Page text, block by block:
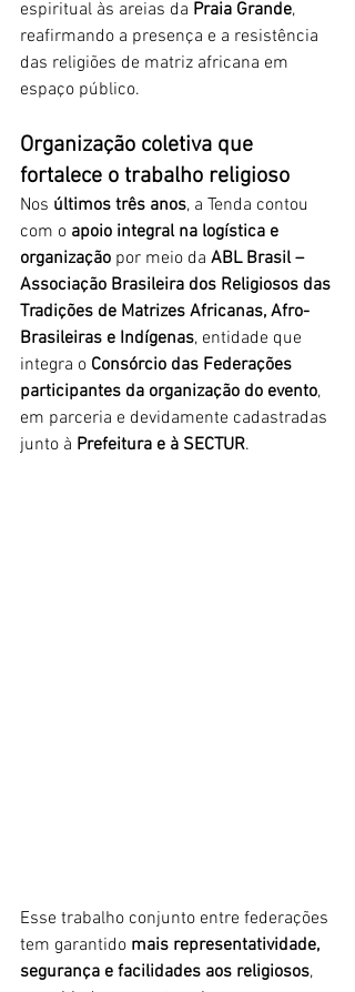
espiritual às areias da Praia Grande,
reafirmando a presença e a resistência
das religiões de matriz africana em
espaço público.
Organização coletiva que
fortalece o trabalho religioso
Nos últimos três anos, a Tenda contou
com o apoio integral na logística e
organização por meio da ABL Brasil –
Associação Brasileira dos Religiosos das
Tradições de Matrizes Africanas, Afro-
Brasileiras e Indígenas, entidade que
integra o Consórcio das Federações
participantes da organização do evento,
em parceria e devidamente cadastradas
junto à Prefeitura e à SECTUR.
Esse trabalho conjunto entre federações
tem garantido mais representatividade,
segurança e facilidades aos religiosos,